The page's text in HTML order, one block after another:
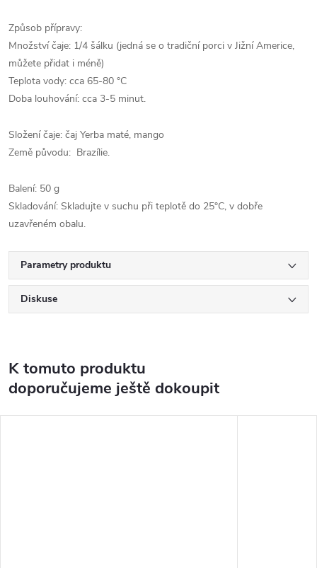
Způsob přípravy:
Množství čaje: 1/4 šálku (jedná se o tradiční porci v Jižní Americe,
můžete přidat i méně)
Teplota vody: cca 65-80 °C
Doba louhování: cca 3-5 minut.
Složení čaje: čaj Yerba maté, mango
Země původu: Brazílie.
Balení: 50 g
Skladování: Skladujte v suchu při teplotě do 25°C, v dobře
uzavřeném obalu.
Parametry produktu
Diskuse
K tomuto produktu
doporučujeme ještě dokoupit